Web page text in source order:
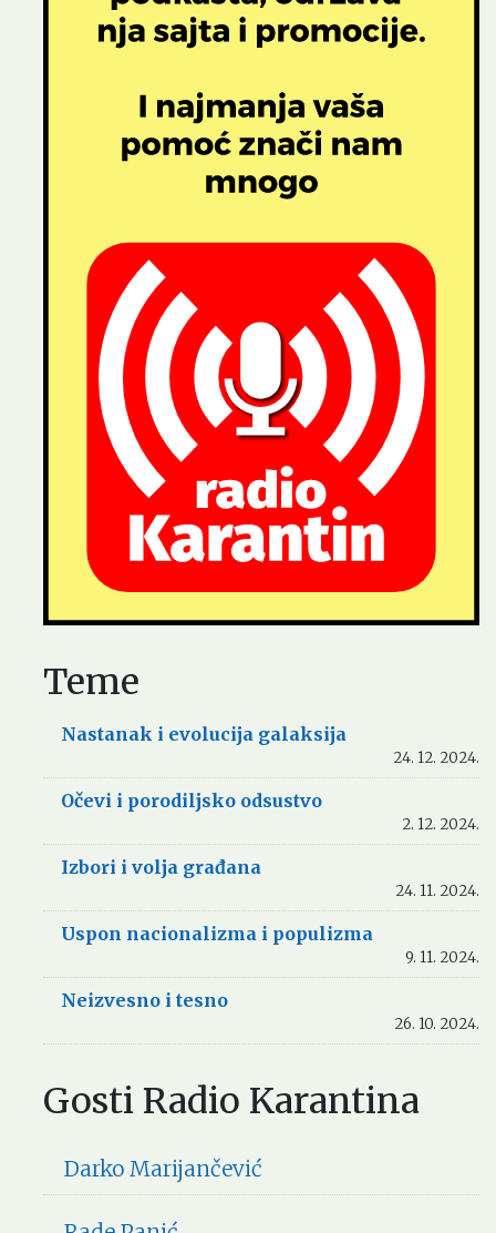
Teme
Nastanak i evolucija galaksija
24. 12. 2024.
Očevi i porodiljsko odsustvo
2. 12. 2024.
Izbori i volja građana
24. 11. 2024.
Uspon nacionalizma i populizma
9. 11. 2024.
Neizvesno i tesno
26. 10. 2024.
Gosti Radio Karantina
Darko Marijančević